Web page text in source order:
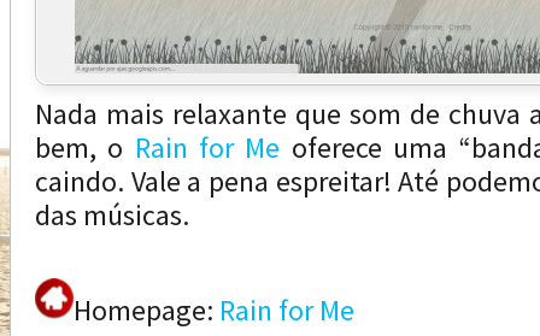
Nada mais relaxante que som de chuva
bem, o Rain for Me oferece uma
caindo. Vale a pena espreitar! Até
das músicas.
Homepage: Rain for Me